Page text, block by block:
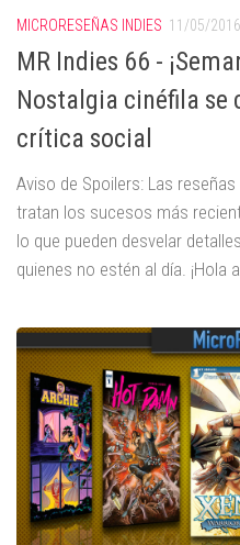
MICRORESEÑAS INDIES 11/05/2016
MR Indies 66 -
Nostalgia cinéfila se
crítica social
Aviso de Spoilers: Las
tratan los sucesos más
lo que pueden desvelar
quienes no estén al día. ¡Hola